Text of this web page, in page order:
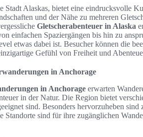
Stadt Alaskas, bietet eine eindrucksvolle
und der Nähe zu mehreren
Gletscherabenteuer in Alaska
einfachen Spaziergängen bis hin zu
etwas dabei ist. Besucher können die
Gefühl von Freiheit und
in Anchorage
in Anchorage erwarten
in der Natur. Die Region bietet
sind. Besonders hervorzuheben
Standorte sind für ihre zugänglichen